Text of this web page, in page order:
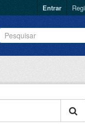
Entrar